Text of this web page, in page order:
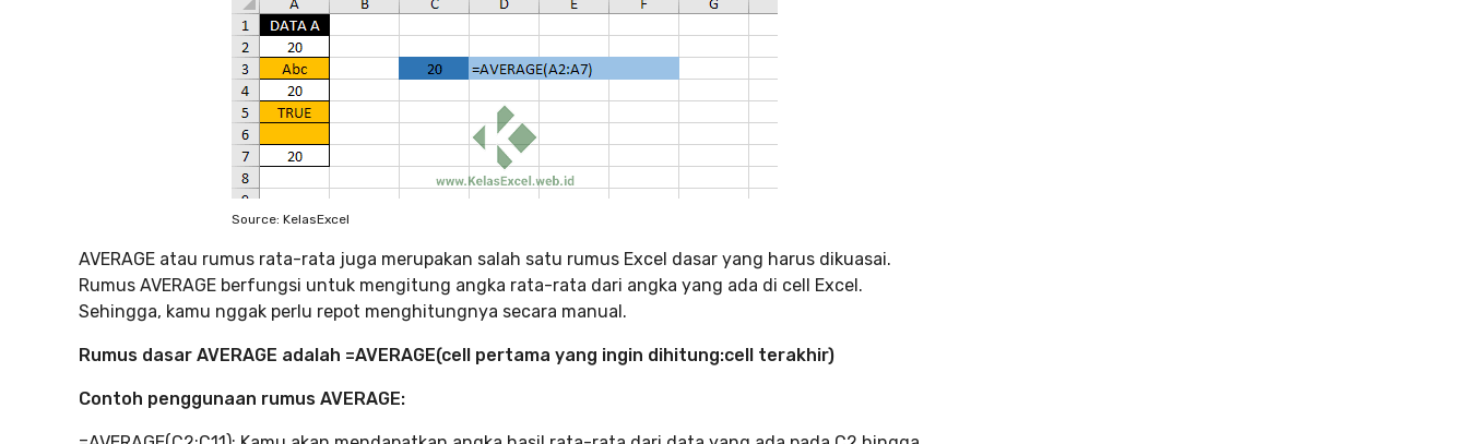
Source: KelasExcel
AVERAGE atau rumus rata-rata juga merupakan salah satu rumus Excel dasar yang harus dikuasai.
Rumus AVERAGE berfungsi untuk mengitung angka rata-rata dari angka yang ada di cell Excel.
Sehingga, kamu nggak perlu repot menghitungnya secara manual.
Rumus dasar AVERAGE adalah =AVERAGE(cell pertama yang ingin dihitung:cell terakhir)
Contoh penggunaan rumus AVERAGE: